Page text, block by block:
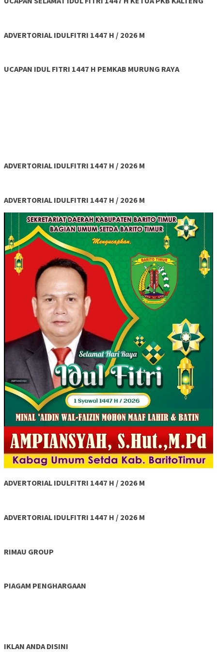
ADVERTORIAL IDULFITRI 1447 H / 2026 M
UCAPAN IDUL FITRI 1447 H PEMKAB MURUNG RAYA
ADVERTORIAL IDULFITRI 1447 H / 2026 M
ADVERTORIAL IDULFITRI 1447 H / 2026 M
ADVERTORIAL IDULFITRI 1447 H / 2026 M
ADVERTORIAL IDULFITRI 1447 H / 2026 M
RIMAU GROUP
PIAGAM PENGHARGAAN
IKLAN ANDA DISINI